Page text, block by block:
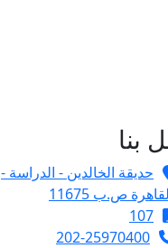
بنا
حديقة الخالدين - الدراسة -
ص.ب 11675
107
202-25970400